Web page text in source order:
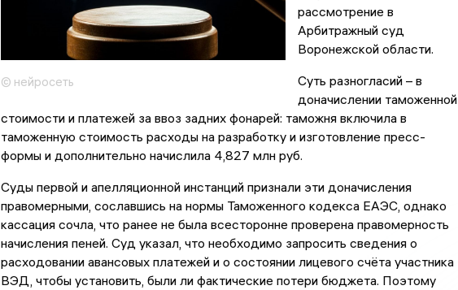
© нейросеть
рассмотрение в
Арбитражный суд
Воронежской области.
Суть разногласий – в
доначислении таможенной
стоимости и платежей за ввоз задних фонарей: таможня включила в
таможенную стоимость расходы на разработку и изготовление пресс-
формы и дополнительно начислила 4,827 млн руб.
Суды первой и апелляционной инстанций признали эти доначисления
правомерными, сославшись на нормы Таможенного кодекса ЕАЭС, однако
кассация сочла, что ранее не была всесторонне проверена правомерность
начисления пеней. Суд указал, что необходимо запросить сведения о
расходовании авансовых платежей и о состоянии лицевого счёта участника
ВЭД, чтобы установить, были ли фактические потери бюджета. Поэтому